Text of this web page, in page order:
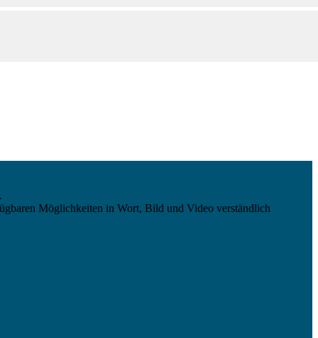
Möglichkeiten in Wort, Bild und Video verständlich